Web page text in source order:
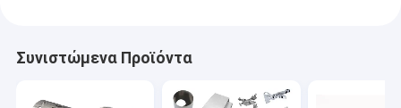
Συνιστώμενα Προϊόντα